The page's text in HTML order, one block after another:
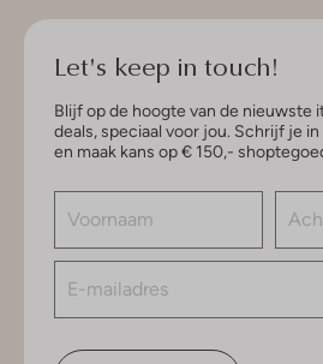
Let's keep in touch!
Blijf op de hoogte van de nieuwste
deals, speciaal voor jou. Schrijf je
en maak kans op € 150,-